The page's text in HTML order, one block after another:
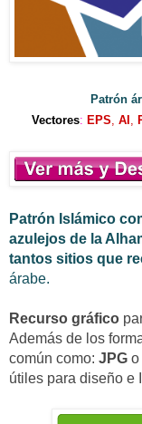
Patrón
Vectores: EPS AI
Patrón Islámico
azulejos de la
tantos sitios que
árabe.
Recurso gráfico
Además de los
común como: JPG o
útiles para diseño e